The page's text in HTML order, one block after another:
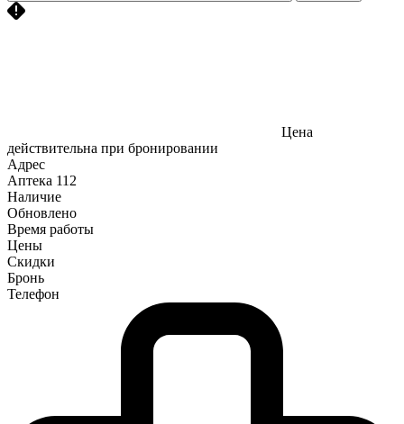
Цена
действительна при бронировании
Адрес
Аптека 112
Наличие
Обновлено
Время работы
Цены
Скидки
Бронь
Телефон